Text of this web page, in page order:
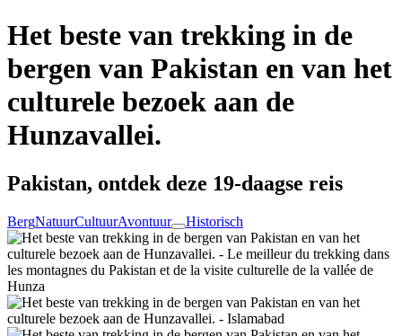
Het beste van trekking in de
bergen van Pakistan en van het
culturele bezoek aan de
Hunzavallei.
Pakistan, ontdek deze 19-daagse reis
BergNatuurCultuurAvontuur Historisch